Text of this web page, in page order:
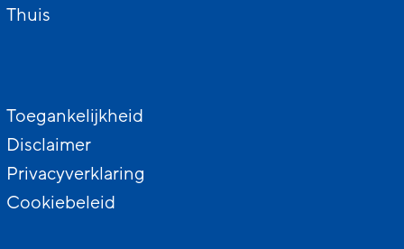
Thuis
Toegankelijkheid
Disclaimer
Privacyverklaring
Cookiebeleid